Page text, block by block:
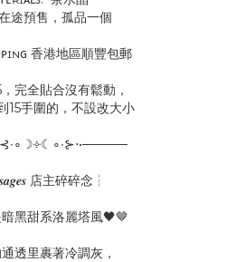
途預售，孤品一個
香港地區順豐包郵
完全貼合沒有鬆動，
15手圍的，不設改大小
店主碎碎念┆
黑甜系洛麗塔風🖤🤎
透里裹著冷調灰，